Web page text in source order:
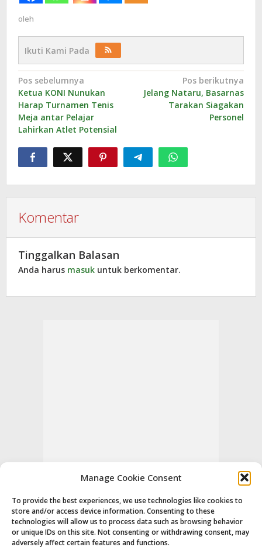
Manage Cookie Consent
To provide the best experiences, we use technologies like cookies to
store and/or access device information. Consenting to these
technologies will allow us to process data such as browsing behavior
or unique IDs on this site. Not consenting or withdrawing consent, may
adversely affect certain features and functions.
oleh
Ikuti Kami Pada
Navigasi
pos
Pos sebelumnya
Ketua KONI Nunukan
Harap Turnamen Tenis
Meja antar Pelajar
Lahirkan Atlet Potensial
Pos berikutnya
Jelang Nataru, Basarnas
Tarakan Siagakan
Personel
Komentar
Tinggalkan Balasan
Anda harus masuk untuk berkomentar.